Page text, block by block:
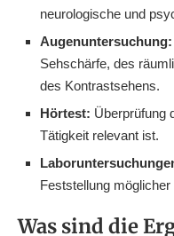
neurologische und
Augenuntersuchung:
Sehschärfe, des
des Kontrastsehens.
Hörtest: Überprüfung
Tätigkeit relevant ist.
Feststellung
Was sind die